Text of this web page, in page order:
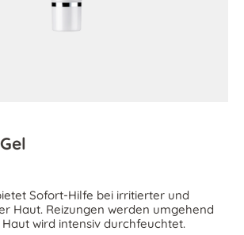
Sofort-Hilfe bei irritierter und
Haut. Reizungen werden umgehend
wird intensiv durchfeuchtet.